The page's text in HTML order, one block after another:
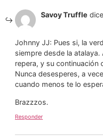
Savoy Truffle
Johnny JJ: Pues si, la
siempre desde la
repera, y su continuación
Nunca desesperes, a
cuando menos te lo
Brazzzos.
Responder